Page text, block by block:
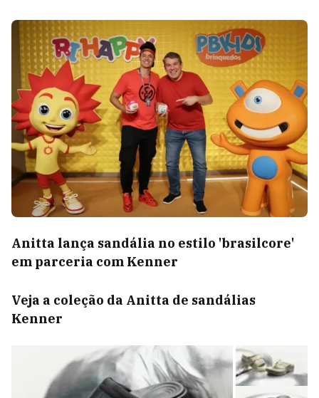
Anitta lança sandália no estilo 'brasilcore'
em parceria com Kenner
Veja a coleção da Anitta de sandálias
Kenner